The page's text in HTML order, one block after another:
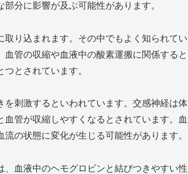
分に影響が及ぶ可能性があります。
り込まれます。その中でもよく知られてい
管の収縮や血液中の酸素運搬に関係すると
とされています。
刺激するといわれています。交感神経は体
管が収縮しやすくなるとされています。血
の状態に変化が生じる可能性があります。
血液中のヘモグロビンと結びつきやすい性